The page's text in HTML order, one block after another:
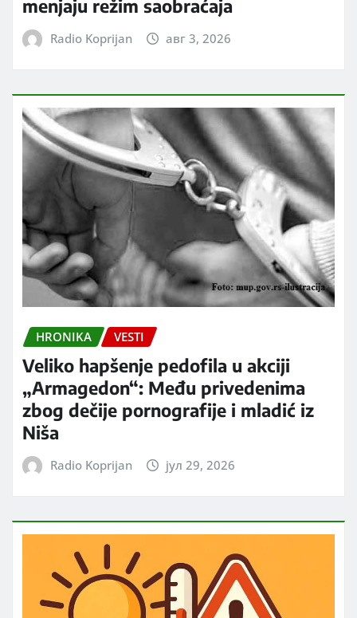
menjaju režim saobraćaja
Radio Koprijan авг 3, 2026
HRONIKA VESTI
Veliko hapšenje pedofila u akciji
„Armagedon“: Među privedenima
zbog dečije pornografije i mladić iz
Niša
Radio Koprijan јул 29, 2026